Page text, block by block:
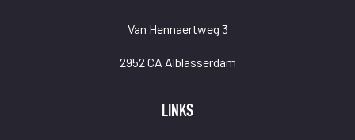
Van Hennaertweg 3
2952 CA Alblasserdam
LINKS